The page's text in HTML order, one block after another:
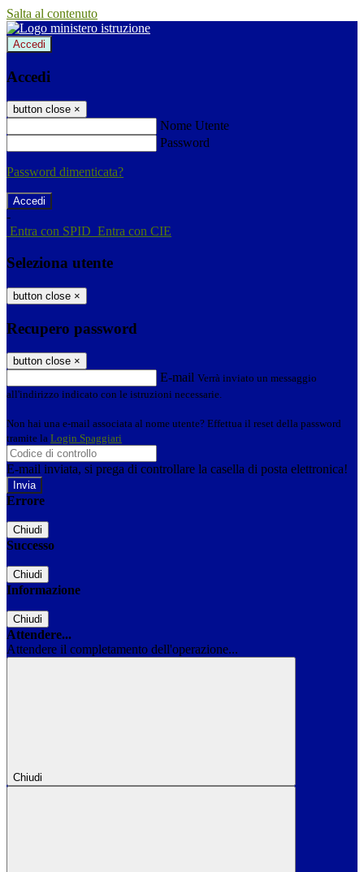
Salta al contenuto
Accedi
Accedi
button close ×
Nome Utente
Password
Password dimenticata?
-
Entra con SPID Entra con CIE
Seleziona utente
button close ×
Recupero password
button close ×
E-mail Verrà inviato un messaggio
all'indirizzo indicato con le istruzioni necessarie.
Non hai una e-mail associata al nome utente? Effettua il reset della password
tramite la Login Spaggiari
E-mail inviata, si prega di controllare la casella di posta elettronica!
Errore
Chiudi
Successo
Chiudi
Informazione
Chiudi
Attendere...
Attendere il completamento dell'operazione...
Chiudi